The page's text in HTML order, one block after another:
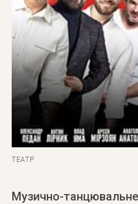
ДОВІДКА
ТЕАТР
Музично-